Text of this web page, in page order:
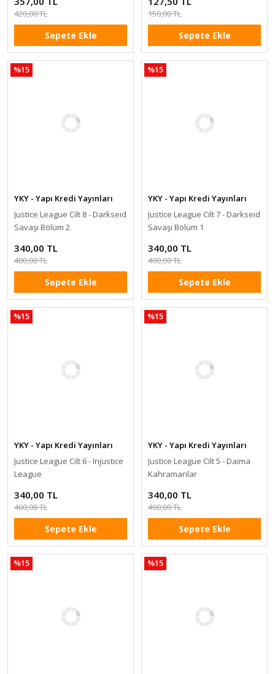
420,00 TL
Sepete Ekle
150,00 TL
Sepete Ekle
%15
YKY - Yapı Kredi Yayınları
Justice League Cilt 8 - Darkseid
Savaşı Bölüm 2
340,00 TL
400,00 TL
Sepete Ekle
%15
YKY - Yapı Kredi Yayınları
Justice League Cilt 7 - Darkseid
Savaşı Bölüm 1
340,00 TL
400,00 TL
Sepete Ekle
%15
YKY - Yapı Kredi Yayınları
Justice League Cilt 6 - Injustice
League
340,00 TL
400,00 TL
Sepete Ekle
%15
YKY - Yapı Kredi Yayınları
Justice League Cilt 5 - Daima
Kahramanlar
340,00 TL
400,00 TL
Sepete Ekle
%15 %15